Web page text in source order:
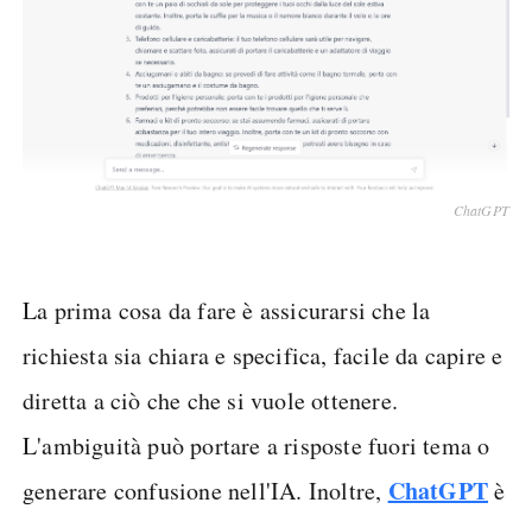
ChatGPT
La prima cosa da fare è assicurarsi che la
richiesta sia chiara e specifica, facile da capire e
diretta a ciò che che si vuole ottenere.
L'ambiguità può portare a risposte fuori tema o
generare confusione nell'IA. Inoltre, ChatGPTè